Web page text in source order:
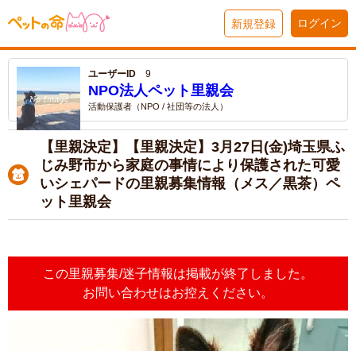
新規登録 ログイン
ユーザーID 9
NPO法人ペット里親会
活動保護者（NPO / 社団等の法人）
【里親決定】【里親決定】3月27日(金)埼玉県ふ
じみ野市から家庭の事情により保護された可愛
いシェパードの里親募集情報（メス／黒茶）ペ
ット里親会
この里親募集/迷子情報は掲載が終了しました。
お問い合わせはお控えください。